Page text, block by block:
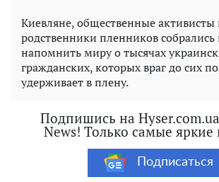
Киевляне, общественные активисты
родственники пленников собрались
напомнить миру о тысячах
гражданских, которых враг до сих
удерживает в плену.
Подпишись на
News! Только самые яркие
Подписаться